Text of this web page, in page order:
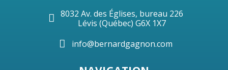
8032 Av. des Églises, bureau 226
Lévis (Québec) G6X 1X7
info@bernardgagnon.com